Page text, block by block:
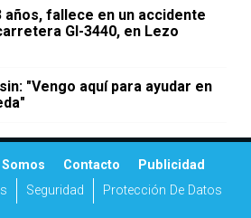
años, fallece en un accidente
GI-3440, en Lezo
"Vengo aquí para ayudar en
Contacto
Publicidad
Seguridad Protección De Datos